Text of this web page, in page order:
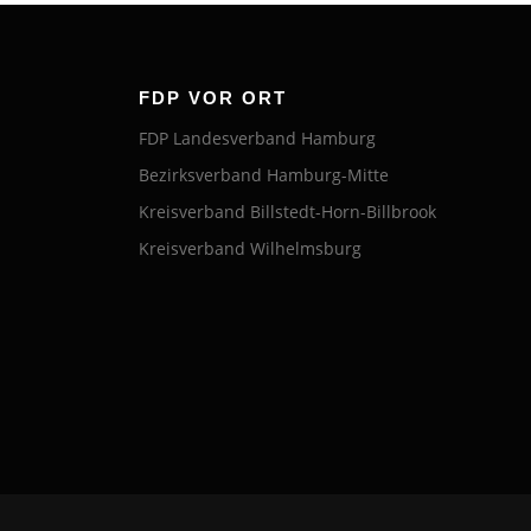
FDP VOR ORT
FDP Landesverband Hamburg
Bezirksverband Hamburg-Mitte
Kreisverband Billstedt-Horn-Billbrook
Kreisverband Wilhelmsburg